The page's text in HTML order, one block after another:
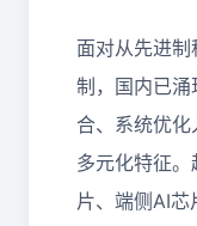
面对从先进
制，国内已
合、系统优
多元化特征
片、端侧AI